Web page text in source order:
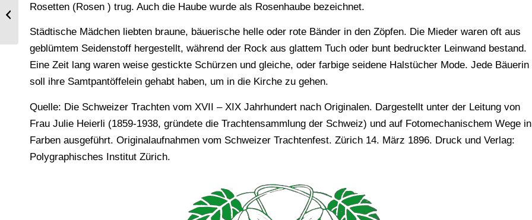
Rosetten (Rosen ) trug. Auch die Haube wurde als Rosenhaube bezeichnet.
Städtische Mädchen liebten braune, bäuerische helle oder rote Bänder in den Zöpfen. Die Mieder waren oft aus
geblümtem Seidenstoff hergestellt, während der Rock aus glattem Tuch oder bunt bedruckter Leinwand bestand.
Eine Zeit lang waren weise gestickte Schürzen und gleiche, oder farbige seidene Halstücher Mode. Jede Bäuerin
soll ihre Samtpantöffelein gehabt haben, um in die Kirche zu gehen.
Quelle: Die Schweizer Trachten vom XVII – XIX Jahrhundert nach Originalen. Dargestellt unter der Leitung von
Frau Julie Heierli (1859-1938, gründete die Trachtensammlung der Schweiz) und auf Fotomechanischem Wege in
Farben ausgeführt. Originalaufnahmen vom Schweizer Trachtenfest. Zürich 14. März 1896. Druck und Verlag:
Polygraphisches Institut Zürich.
Spanische Hofmode des Barock